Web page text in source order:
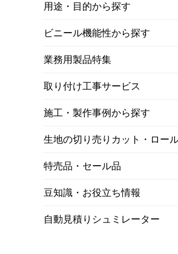
用途・目的から探す
ビニール機能性から探す
業務用製品特集
取り付け工事サービス
施工・製作事例から探す
生地の切り売りカット・ロー
特売品・セール品
豆知識・お役立ち情報
自動見積りシュミレーター